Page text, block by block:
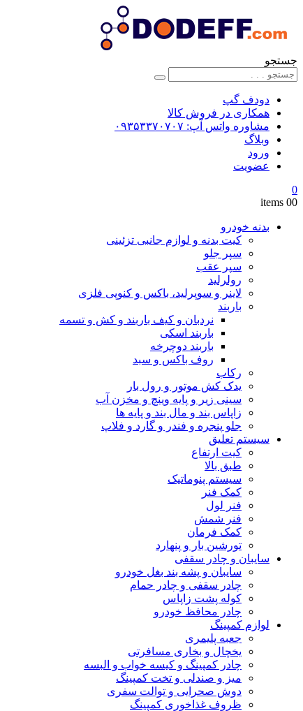
جستجو
دودف گپ
همکاری در فروش کالا
مشاوره واتس آپ: ۰۹۳۵۳۳۷۰۷۰۷
وبلاگ
ورود
عضویت
0
00 items
بدنه خودرو
کیت بدنه و لوازم جانبی تزئینی
سپر جلو
سپر عقب
رولرلید
لاینر و سوپرلید، باکس و کنوپی فلزی
باربند
نردبان و کیف باربند و کش و تسمه
باربند اسکی
باربند دوچرخه
روف باکس و سبد
رکاب
یدک کش موتور و رول بار
سینی زیر و پایه وینچ و مخزن آب
زاپاس بند و مال بند و پایه ها
جلو پنجره و فندر و گارد و فلاپ
سیستم تعلیق
کیت ارتفاع
طبق بالا
سیستم پنوماتیک
کمک فنر
فنر لول
فنر شمش
کمک فرمان
تورشین بار و پنهارد
سایبان و چادر سقفی
سایبان و پشه بند بغل خودرو
چادر سقفی و چادر حمام
کوله پشت زاپاس
چادر محافظ خودرو
لوازم کمپینگ
جعبه پلیمری
یخچال و بخاری مسافرتی
چادر کمپینگ و کیسه خواب و البسه
میز و صندلی و تخت کمپینگ
دوش صحرایی و توالت سفری
ظروف غذاخوری کمپینگ